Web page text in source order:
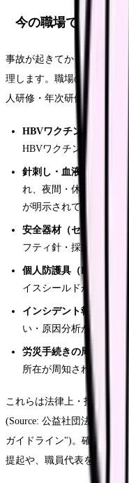
今の職場で確認す
事故が起きてからではなく
理します。職場の安全衛生
人研修・年次研修の資料で
HBVワクチン接種・抗
HBVワクチン接種と抗
針刺し・血液体液曝露
れ、夜間・休日の連絡
が明示されているか。
安全器材（セーフティ
フティ針・採血ホルダ
個人防護具（PPE）の供
イスシールドが必要な
インシデント報告がしや
い・原因分析が組織と
労災手続きの周知
：労
所在が周知されているか
これらは法律上・指針上、
(Source: 公益社団法人日本
ガイドライン")。確認して
提起や、職員代表を通じた